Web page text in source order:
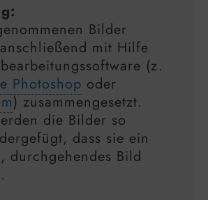
Bilder
mit Hilfe
(z.
Photoshop oder
) zusammengesetzt.
die Bilder so
dass sie ein
durchgehendes Bild